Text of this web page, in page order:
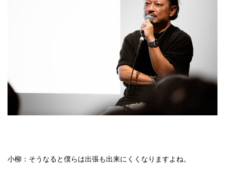
小柳：そうなると僕らは出張も出来にくくなりますよね。